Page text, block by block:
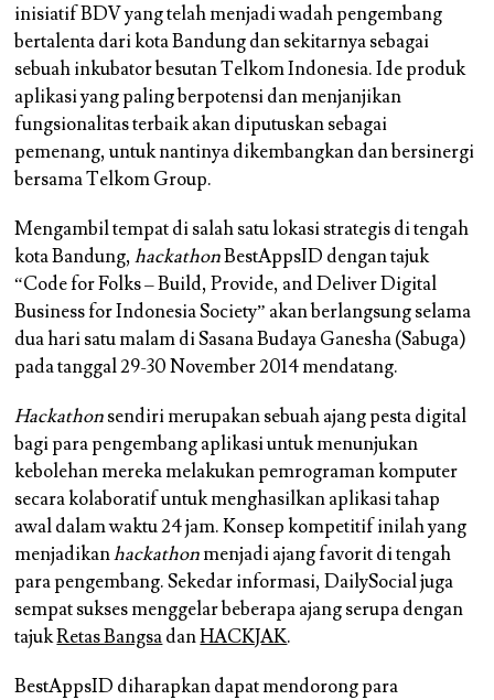
inisiatif BDV yang telah menjadi wadah pengembang
bertalenta dari kota Bandung dan sekitarnya sebagai
sebuah inkubator besutan Telkom Indonesia. Ide produk
aplikasi yang paling berpotensi dan menjanjikan
fungsionalitas terbaik akan diputuskan sebagai
pemenang, untuk nantinya dikembangkan dan bersinergi
bersama Telkom Group.
Mengambil tempat di salah satu lokasi strategis di tengah
kota Bandung,hackathonBestAppsID dengan tajuk
“Code for Folks – Build, Provide, and Deliver Digital
Business for Indonesia Society” akan berlangsung selama
dua hari satu malam di Sasana Budaya Ganesha (Sabuga)
pada tanggal 29-30 November 2014 mendatang.
Hackathonsendiri merupakan sebuah ajang pesta digital
bagi para pengembang aplikasi untuk menunjukan
kebolehan mereka melakukan pemrograman komputer
secara kolaboratif untuk menghasilkan aplikasi tahap
awal dalam waktu 24 jam. Konsep kompetitif inilah yang
menjadikanhackathonmenjadi ajang favorit di tengah
para pengembang. Sekedar informasi, DailySocial juga
sempat sukses menggelar beberapa ajang serupa dengan
tajukRetas BangsadanHACKJAK.
BestAppsID diharapkan dapat mendorong para